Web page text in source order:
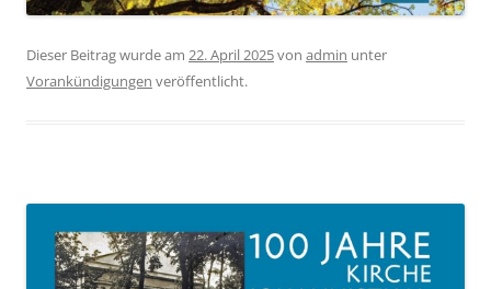
Dieser Beitrag wurde am 22. April 2025von admin unter
Vorankündigungen veröffentlicht.